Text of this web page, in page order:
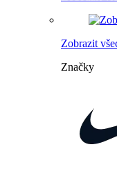
Zobrazit
Značky